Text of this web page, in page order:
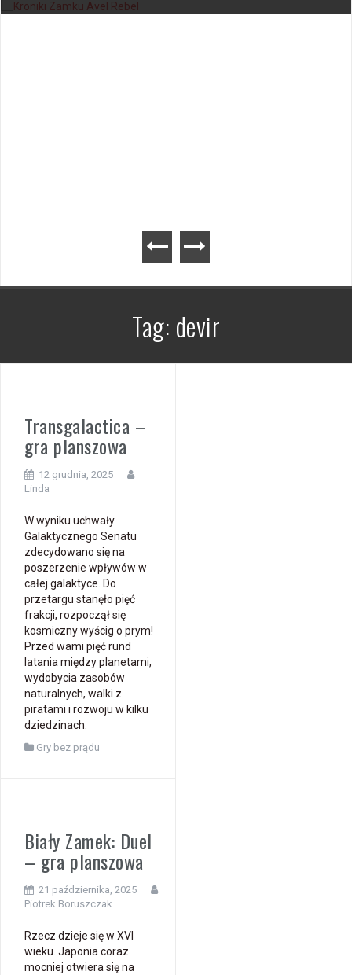
Tag: devir
Transgalactica –
gra planszowa
12 grudnia, 2025
Linda
W wyniku uchwały
Galaktycznego Senatu
zdecydowano się na
poszerzenie wpływów w
całej galaktyce. Do
przetargu stanęło pięć
frakcji, rozpoczął się
kosmiczny wyścig o prym!
Przed wami pięć rund
latania między planetami,
wydobycia zasobów
naturalnych, walki z
piratami i rozwoju w kilku
dziedzinach.
Gry bez prądu
Biały Zamek: Duel
– gra planszowa
21 października, 2025
Piotrek Boruszczak
Rzecz dzieje się w XVI
wieku. Japonia coraz
mocniej otwiera się na